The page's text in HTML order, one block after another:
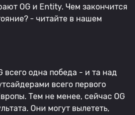
OG и Entity. Чем закончится
- читайте в нашем
всего одна победа - и та над
всего первого
Тем не менее, сейчас OG
Они могут вылететь,